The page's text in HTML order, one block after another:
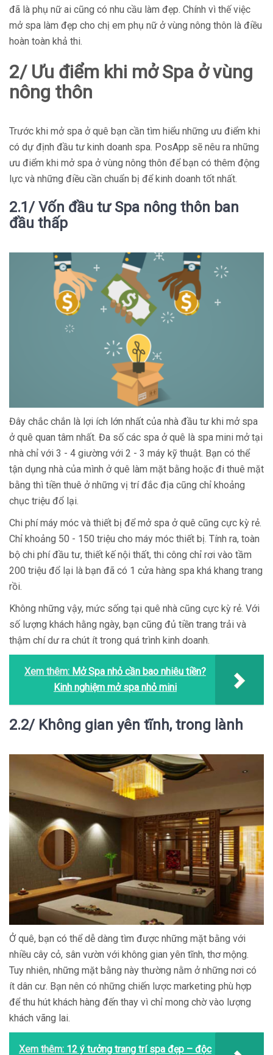
đã là phụ nữ ai cũng có nhu cầu làm đẹp. Chính vì thế việc
mở spa làm đẹp cho chị em phụ nữ ở vùng nông thôn là điều
hoàn toàn khả thi.
2/ Ưu điểm khi mở Spa ở vùng
nông thôn
Trước khi mở spa ở quê bạn cần tìm hiểu những ưu điểm khi
có dự định đầu tư kinh doanh spa. PosApp sẽ nêu ra những
ưu điểm khi mở spa ở vùng nông thôn để bạn có thêm động
lực và những điều cần chuẩn bị để kinh doanh tốt nhất.
2.1/ Vốn đầu tư Spa nông thôn ban
đầu thấp
Đây chắc chắn là lợi ích lớn nhất của nhà đầu tư khi mở spa
ở quê quan tâm nhất. Đa số các spa ở quê là spa mini mở tại
nhà chỉ với 3 - 4 giường với 2 - 3 máy kỹ thuật. Bạn có thể
tận dụng nhà của mình ở quê làm mặt bằng hoặc đi thuê mặt
bằng thì tiền thuê ở những vị trí đắc địa cũng chỉ khoảng
chục triệu đổ lại.
Chi phí máy móc và thiết bị để mở spa ở quê cũng cực kỳ rẻ.
Chỉ khoảng 50 - 150 triệu cho máy móc thiết bị. Tính ra, toàn
bộ chi phí đầu tư, thiết kế nội thất, thi công chỉ rơi vào tầm
200 triệu đổ lại là bạn đã có 1 cửa hàng spa khá khang trang
rồi.
Không những vậy, mức sống tại quê nhà cũng cực kỳ rẻ. Với
số lượng khách hằng ngày, bạn cũng đủ tiền trang trải và
thậm chí dư ra chút ít trong quá trình kinh doanh.
Xem thêm: Mở Spa nhỏ cần bao nhiêu tiền?
Kinh nghiệm mở spa nhỏ mini
2.2/ Không gian yên tĩnh, trong lành
Ở quê, bạn có thể dễ dàng tìm được những mặt bằng với
nhiều cây cỏ, sân vườn với không gian yên tĩnh, thơ mộng.
Tuy nhiên, những mặt bằng này thường nằm ở những nơi có
ít dân cư. Bạn nên có những chiến lược marketing phù hợp
để thu hút khách hàng đến thay vì chỉ mong chờ vào lượng
khách vãng lai.
Xem thêm: 12 ý tưởng trang trí spa đẹp – độc